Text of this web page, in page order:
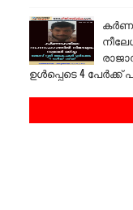
ഉൾപ്പെടെ 4 പേർക്ക്